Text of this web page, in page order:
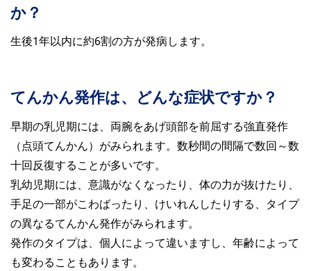
か？
生後1年以内に約6割の方が発病します。
てんかん発作は、どんな症状ですか？
早期の乳児期には、両腕をあげ頭部を前屈する強直発作
（点頭てんかん）がみられます。数秒間の間隔で数回～数
十回反復することが多いです。
乳幼児期には、意識がなくなったり、体の力が抜けたり、
手足の一部がこわばったり、けいれんしたりする、タイプ
の異なるてんかん発作がみられます。
発作のタイプは、個人によって違いますし、年齢によって
も変わることもあります。